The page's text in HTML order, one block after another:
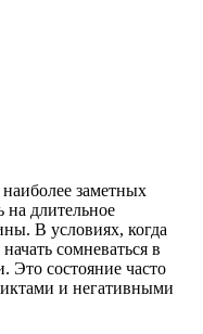
заметных
на длительное
В условиях, когда
сомневаться в
Это состояние часто
и негативными